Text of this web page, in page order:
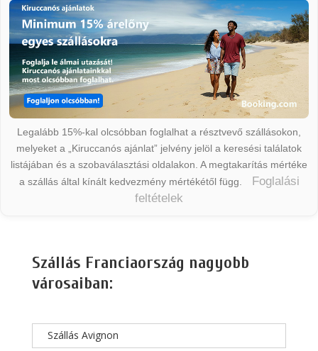
Legalább 15%-kal olcsóbban foglalhat a résztvevő szállásokon,
melyeket a „Kiruccanós ajánlat” jelvény jelöl a keresési találatok
listájában és a szobaválasztási oldalakon. A megtakarítás mértéke
a szállás által kínált kedvezmény mértékétől függ.
Foglalási
feltételek
Szállás Franciaország nagyobb
városaiban:
Szállás Avignon